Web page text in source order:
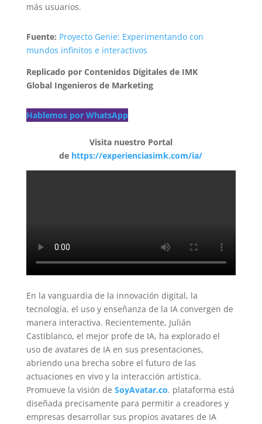
más usuarios.
Fuente: Proyecto Genie: Experimentando con
mundos infinitos e interactivos
Replicado por Contenidos Digitales de IMK
Global Ingenieros de Marketing
Hablemos por WhatsApp
Visita nuestro Portal
de https://experienciasimk.com/ia/
En la vanguardia de la innovación digital, la
tecnología, el uso y enseñanza de la IA convergen de
manera interactiva. Recientemente, Julián
Castiblanco, el mejor profe de IA, ha explorado el
uso de avatares de IA en sus presentaciones,
abriendo una brecha sobre el futuro de las
actuaciones en vivo y la interacción artística.
Promueve la visión de SoyAvatar.co. plataforma está
diseñada precisamente para permitir a creadores y
empresas desarrollar sus propios avatares de IA